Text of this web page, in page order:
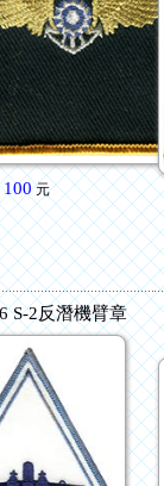
100元
S-2反潛機臂章